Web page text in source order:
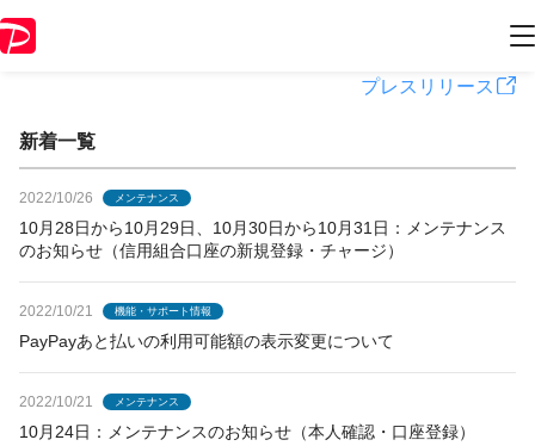
PayPayからのお知らせ
プレスリリース
新着一覧
2022/10/26 メンテナンス
10月28日から10月29日、10月30日から10月31日：メンテナンス
のお知らせ（信用組合口座の新規登録・チャージ）
2022/10/21 機能・サポート情報
PayPayあと払いの利用可能額の表示変更について
2022/10/21 メンテナンス
10月24日：メンテナンスのお知らせ（本人確認・口座登録）